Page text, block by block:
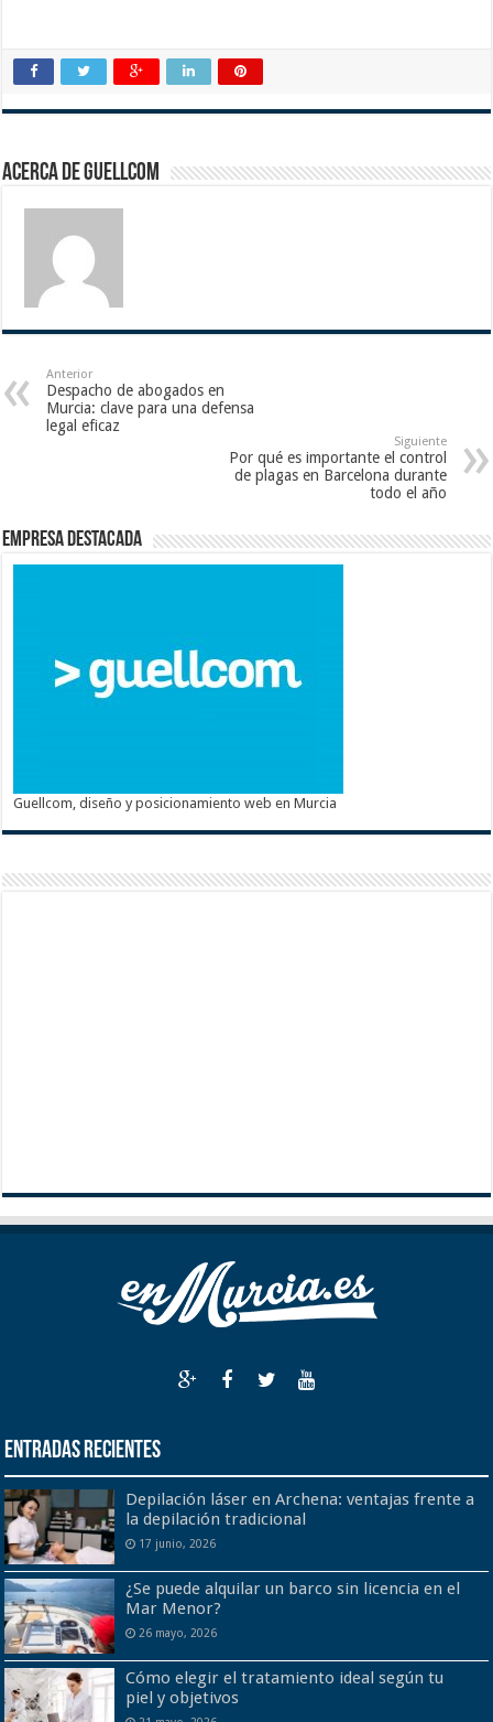
Acerca de guellcom
Anterior
Despacho de abogados en
Murcia: clave para una defensa
legal eficaz
Siguiente
Por qué es importante el control
de plagas en Barcelona durante
todo el año
Empresa destacada
Guellcom, diseño y posicionamiento web en Murcia
Entradas recientes
Depilación láser en Archena: ventajas frente a
la depilación tradicional
17 junio, 2026
¿Se puede alquilar un barco sin licencia en el
Mar Menor?
26 mayo, 2026
Cómo elegir el tratamiento ideal según tu
piel y objetivos